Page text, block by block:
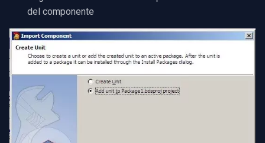
del componente